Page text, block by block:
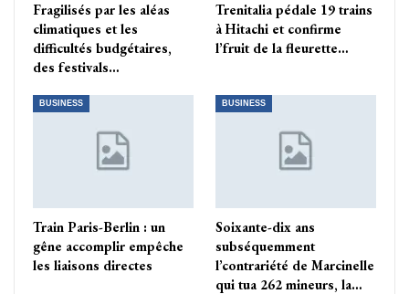
Fragilisés par les aléas
climatiques et les
difficultés budgétaires,
des festivals…
Trenitalia pédale 19 trains
à Hitachi et confirme
l’fruit de la fleurette…
BUSINESS
Train Paris-Berlin : un
gêne accomplir empêche
les liaisons directes
BUSINESS
Soixante-dix ans
subséquemment
l’contrariété de Marcinelle
qui tua 262 mineurs, la…